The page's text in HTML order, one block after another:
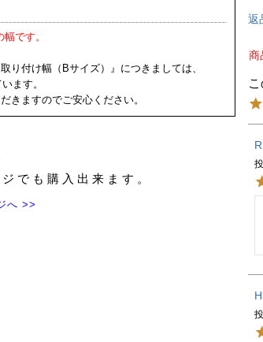
です。
付け幅（Bサイズ）』につきましては、
ます。
きますのでご安心ください。
でも購入出来ます。
へ >>
返
商
H